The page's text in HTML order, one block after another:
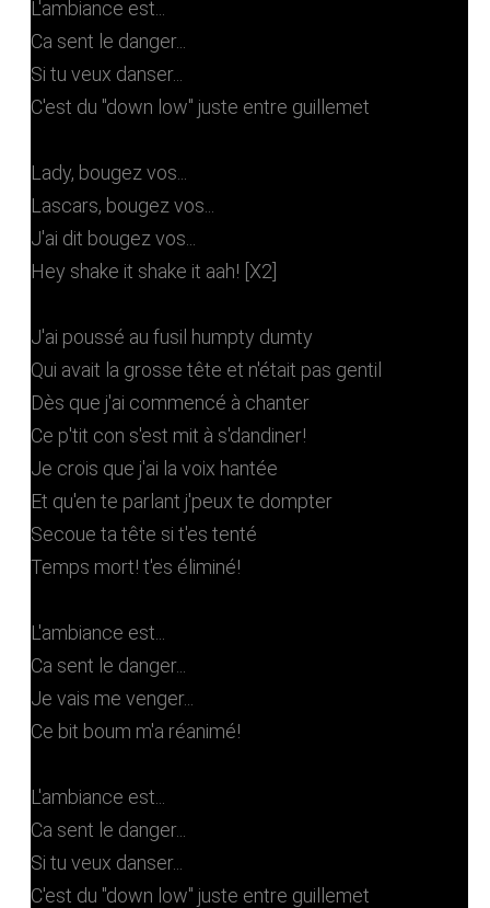
L'ambiance est...
Ca sent le danger...
Si tu veux danser...
C'est du "down low" juste entre guillemet
Lady, bougez vos...
Lascars, bougez vos...
J'ai dit bougez vos...
Hey shake it shake it aah! [X2]
J'ai poussé au fusil humpty dumty
Qui avait la grosse tête et n'était pas gentil
Dès que j'ai commencé à chanter
Ce p'tit con s'est mit à s'dandiner!
Je crois que j'ai la voix hantée
Et qu'en te parlant j'peux te dompter
Secoue ta tête si t'es tenté
Temps mort! t'es éliminé!
L'ambiance est...
Ca sent le danger...
Je vais me venger...
Ce bit boum m'a réanimé!
L'ambiance est...
Ca sent le danger...
Si tu veux danser...
C'est du "down low" juste entre guillemet